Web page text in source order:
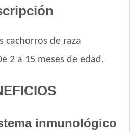
Gastrointestinal Canine Puppy
Mediana y Grande
Raza Grande
cachorros de raza
2 a 15 meses de edad.
inmunológico